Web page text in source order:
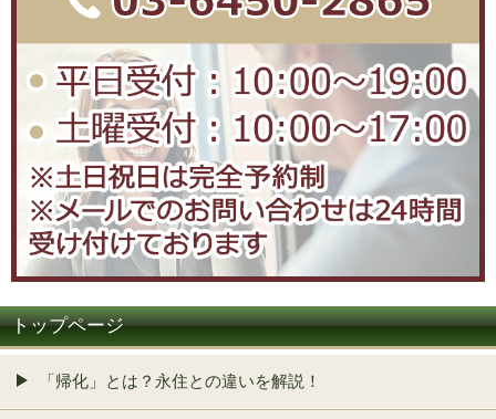
トップページ
「帰化」とは？永住との違いを解説！